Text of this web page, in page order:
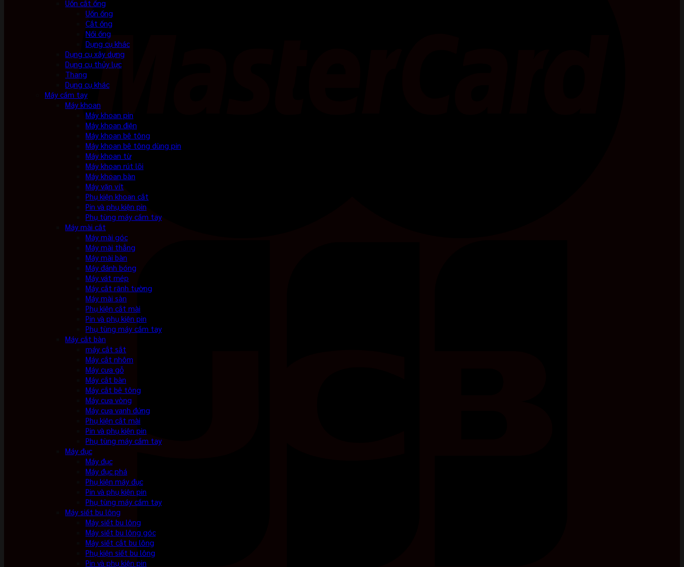
Uốn cắt ống
Uốn ống
Cắt ống
Nối ống
Dụng cụ khác
Dụng cụ xây dựng
Dụng cụ thủy lực
Thang
Dụng cụ khác
Máy cầm tay
Máy khoan
Máy khoan pin
Máy khoan điện
Máy khoan bê tông
Máy khoan bê tông dùng pin
Máy khoan từ
Máy khoan rút lõi
Máy khoan bàn
Máy vặn vít
Phụ kiện khoan cắt
Pin và phụ kiện pin
Phụ tùng máy cầm tay
Máy mài cắt
Máy mài góc
Máy mài thẳng
Máy mài bàn
Máy đánh bóng
Máy vát mép
Máy cắt rãnh tường
Máy mài sàn
Phụ kiện cắt mài
Pin và phụ kiện pin
Phụ tùng máy cầm tay
Máy cắt bàn
máy cắt sắt
Máy cắt nhôm
Máy cưa gỗ
Máy cắt bàn
Máy cắt bê tông
Máy cưa vòng
Máy cưa vanh đứng
Phụ kiện cắt mài
Pin và phụ kiện pin
Phụ tùng máy cầm tay
Máy đục
Máy đục
Máy đục phá
Phụ kiện máy đục
Pin và phụ kiện pin
Phụ tùng máy cầm tay
Máy siết bu lông
Máy siết bu lông
Máy siết bu lông góc
Máy siết cắt bu lông
Phụ kiện siết bu lông
Pin và phụ kiện pin